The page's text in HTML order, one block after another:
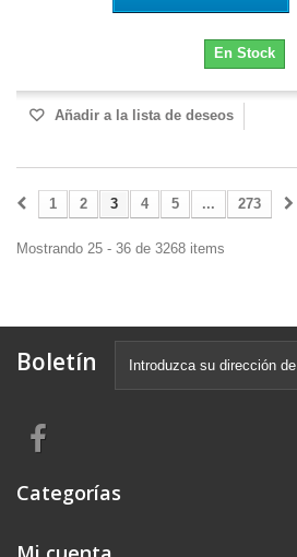
En Stock
Añadir a la lista de deseos
1 2 3 4 5 ... 273
Mostrando 25 - 36 de 3268 items
Boletín
Categorías